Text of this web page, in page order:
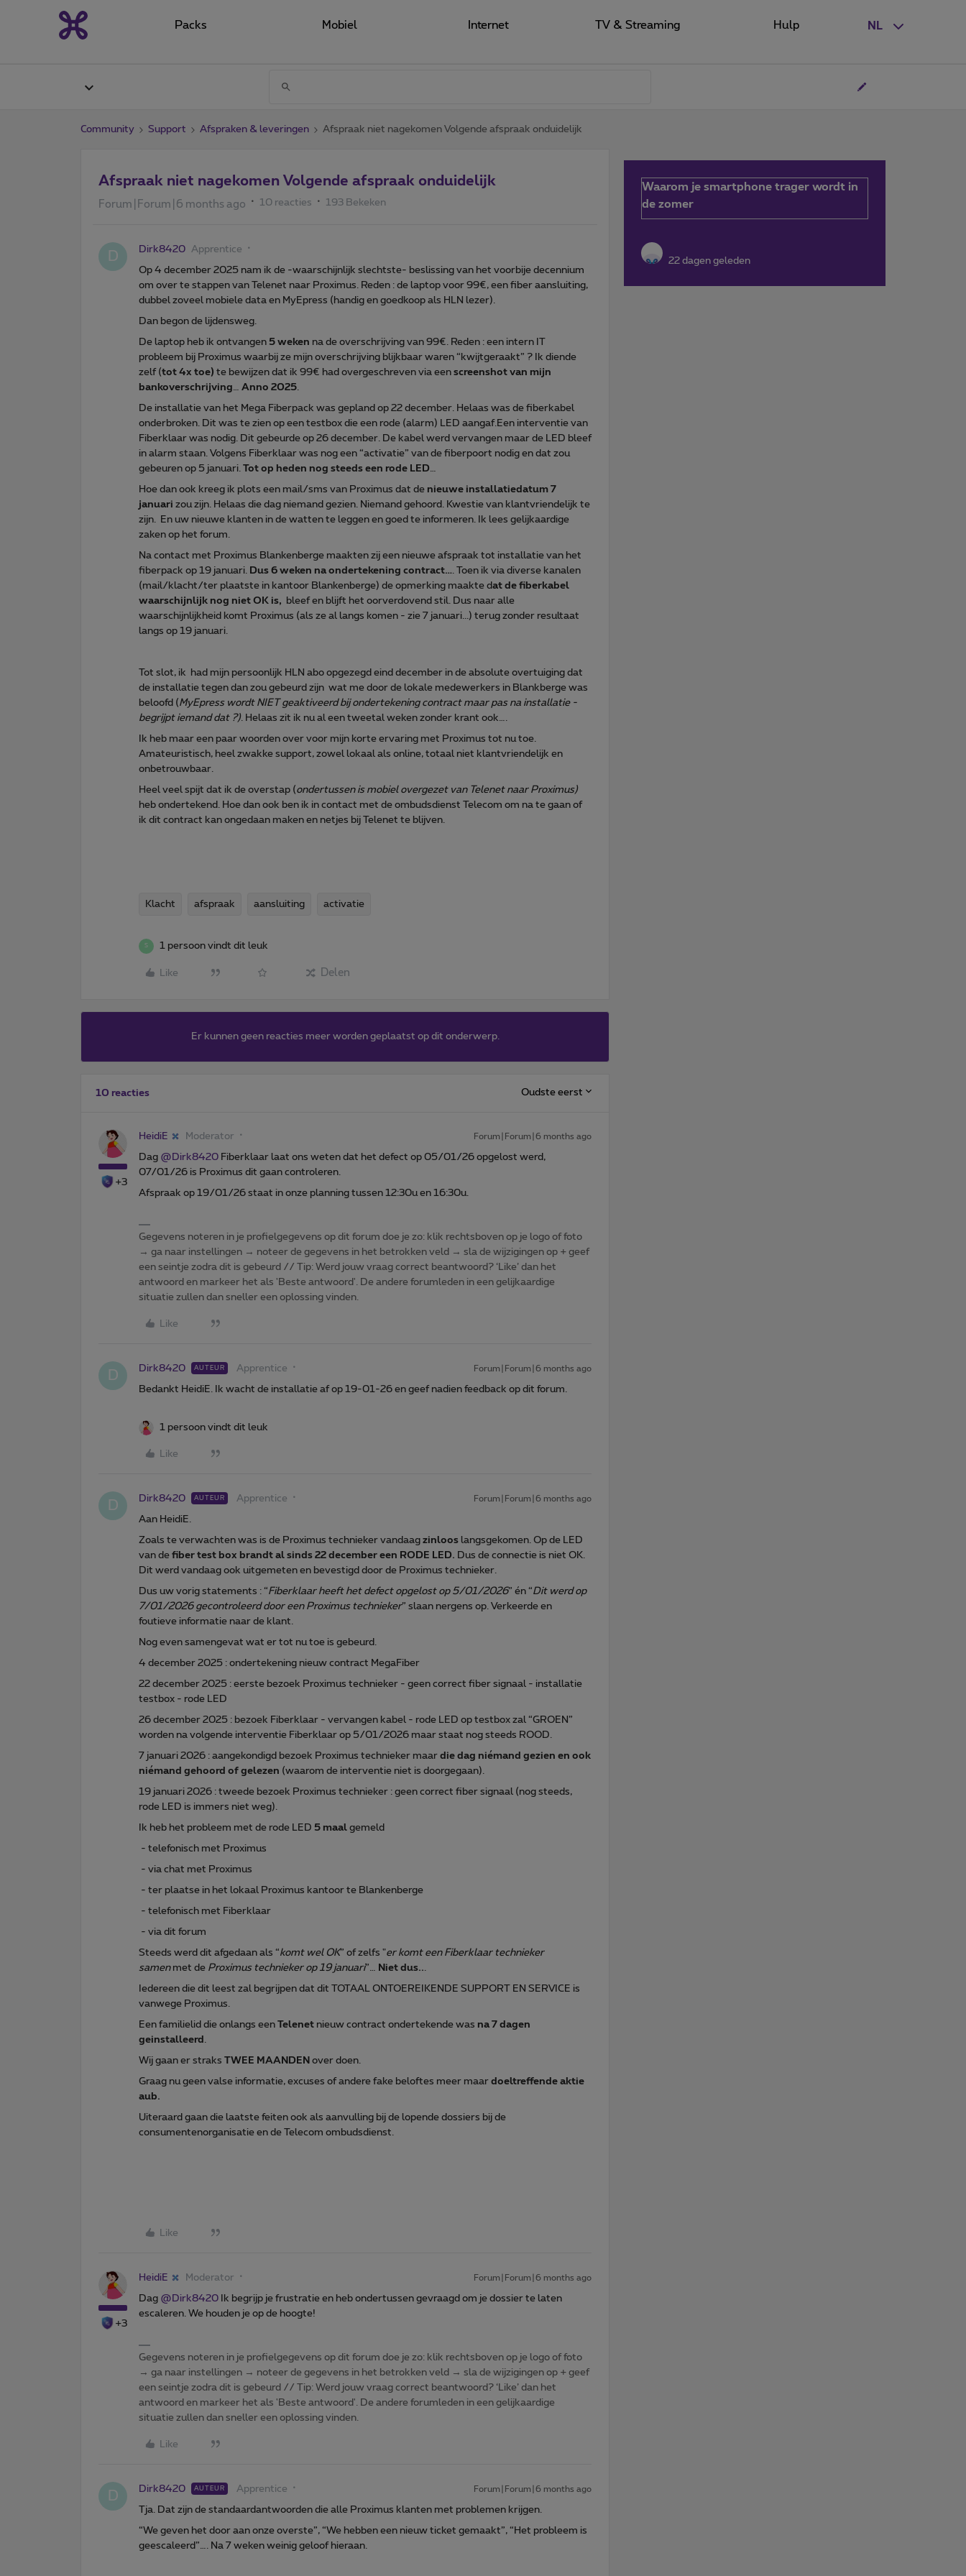
NL
Packs Mobiel Internet TV & Streaming Hulp
Community Support Afspraken & leveringen Afspraak niet nagekomen Volgende afspraak onduidelijk
Afspraak niet nagekomen Volgende afspraak onduidelijk
Forum|Forum|6 months ago 10 reacties 193 Bekeken
D Dirk8420 Apprentice
Op 4 december 2025 nam ik de -waarschijnlijk slechtste- beslissing van het voorbije decennium
om over te stappen van Telenet naar Proximus. Reden : de laptop voor 99€, een fiber aansluiting,
dubbel zoveel mobiele data en MyEpress (handig en goedkoop als HLN lezer).
Dan begon de lijdensweg.
De laptop heb ik ontvangen 5 weken na de overschrijving van 99€. Reden : een intern IT
probleem bij Proximus waarbij ze mijn overschrijving blijkbaar waren “kwijtgeraakt” ? Ik diende
zelf (tot 4x toe) te bewijzen dat ik 99€ had overgeschreven via een screenshot van mijn
bankoverschrijving
Anno 2025
De installatie van het Mega Fiberpack was gepland op 22 december. Helaas was de fiberkabel
onderbroken. Dit was te zien op een testbox die een rode (alarm) LED aangaf.Een interventie van
Fiberklaar was nodig. Dit gebeurde op 26 december. De kabel werd vervangen maar de LED bleef
in alarm staan. Volgens Fiberklaar was nog een “activatie” van de fiberpoort nodig en dat zou
gebeuren op 5 januari. Tot op heden nog steeds een rode LED
Hoe dan ook kreeg ik plots een mail/sms van Proximus dat de nieuwe installatiedatum 7
januari zou zijn. Helaas die dag niemand gezien. Niemand gehoord. Kwestie van klantvriendelijk te
zijn. En uw nieuwe klanten in de watten te leggen en goed te informeren. Ik lees gelijkaardige
zaken op het forum.
Na contact met Proximus Blankenberge maakten zij een nieuwe afspraak tot installatie van het
fiberpack op 19 januari.
Dus 6 weken na ondertekening contract… . Toen ik via diverse kanalen
(mail/klacht/ter plaatste in kantoor Blankenberge) de opmerking maakte dat de fiberkabel
waarschijnlijk nog niet OK is,
bleef en blijft het oorverdovend stil. Dus naar alle
waarschijnlijkheid komt Proximus (als ze al langs komen - zie 7 januari...) terug zonder resultaat
langs op 19 januari.
Tot slot, ik had mijn persoonlijk HLN abo opgezegd eind december in de absolute overtuiging dat
de installatie tegen dan zou gebeurd zijn wat me door de lokale medewerkers in Blankberge was
beloofd (MyEpress wordt NIET geaktiveerd bij ondertekening contract maar pas na installatie -
begrijpt iemand dat ?) . Helaas zit ik nu al een tweetal weken zonder krant ook….
Ik heb maar een paar woorden over voor mijn korte ervaring met Proximus tot nu toe.
Amateuristisch, heel zwakke support, zowel lokaal als online, totaal niet klantvriendelijk en
onbetrouwbaar.
Heel veel spijt dat ik de overstap (ondertussen is mobiel overgezet van Telenet naar Proximus)
heb ondertekend. Hoe dan ook ben ik in contact met de ombudsdienst Telecom om na te gaan of
ik dit contract kan ongedaan maken en netjes bij Telenet te blijven.
Klacht afspraak aansluiting activatie
S 1 persoon vindt dit leuk
Like Delen
Er kunnen geen reacties meer worden geplaatst op dit onderwerp.
10 reacties Oudste eerst
+3
HeidiE Moderator Forum|Forum|6 months ago
Dag ​ @Dirk8420 Fiberklaar laat ons weten dat het defect op 05/01/26 opgelost werd,
07/01/26 is Proximus dit gaan controleren.
Afspraak op 19/01/26 staat in onze planning tussen 12:30u en 16:30u.
Gegevens noteren in je profielgegevens op dit forum doe je zo: klik rechtsboven op je logo of foto
→ ga naar instellingen → noteer de gegevens in het betrokken veld → sla de wijzigingen op + geef
een seintje zodra dit is gebeurd // Tip: Werd jouw vraag correct beantwoord? ‘Like’ dan het
antwoord en markeer het als 'Beste antwoord'. De andere forumleden in een gelijkaardige
situatie zullen dan sneller een oplossing vinden.
Like
D Dirk8420 AUTEUR Apprentice Forum|Forum|6 months ago
Bedankt HeidiE. Ik wacht de installatie af op 19-01-26 en geef nadien feedback op dit forum.
1 persoon vindt dit leuk
Like
D Dirk8420 AUTEUR Apprentice Forum|Forum|6 months ago
Aan HeidiE.
Zoals te verwachten was is de Proximus technieker vandaag zinloos langsgekomen. Op de LED
van de fiber test box brandt al sinds 22 december een RODE LED. Dus de connectie is niet OK.
Dit werd vandaag ook uitgemeten en bevestigd door de Proximus technieker.
Dus uw vorig statements : “Fiberklaar heeft het defect opgelost op 5/01/2026” én “Dit werd op
7/01/2026 gecontroleerd door een Proximus technieker” slaan nergens op. Verkeerde en
foutieve informatie naar de klant.
Nog even samengevat wat er tot nu toe is gebeurd.
4 december 2025 : ondertekening nieuw contract MegaFiber
22 december 2025 : eerste bezoek Proximus technieker - geen correct fiber signaal - installatie
testbox - rode LED
26 december 2025 : bezoek Fiberklaar - vervangen kabel - rode LED op testbox zal “GROEN”
worden na volgende interventie Fiberklaar op 5/01/2026 maar staat nog steeds ROOD.
7 januari 2026 : aangekondigd bezoek Proximus technieker maar die dag niémand gezien en ook
niémand gehoord of gelezen (waarom de interventie niet is doorgegaan).
19 januari 2026 : tweede bezoek Proximus technieker : geen correct fiber signaal (nog steeds,
rode LED is immers niet weg).
Ik heb het probleem met de rode LED 5 maal gemeld
- telefonisch met Proximus
- via chat met Proximus
- ter plaatse in het lokaal Proximus kantoor te Blankenberge
- telefonisch met Fiberklaar
- via dit forum
Steeds werd dit afgedaan als “komt wel OK” of zelfs "er komt een Fiberklaar technieker
samenmet de Proximus technieker op 19 januari”… Niet dus..
Iedereen die dit leest zal begrijpen dat dit TOTAAL ONTOEREIKENDE SUPPORT EN SERVICE is
vanwege Proximus.
Een familielid die onlangs een Telenet nieuw contract ondertekende was na 7 dagen
geinstalleerd
Wij gaan er straks TWEE MAANDEN over doen.
Graag nu geen valse informatie, excuses of andere fake beloftes meer maar doeltreffende aktie
aub.
Uiteraard gaan die laatste feiten ook als aanvulling bij de lopende dossiers bij de
consumentenorganisatie en de Telecom ombudsdienst.
Like
+3
HeidiE Moderator Forum|Forum|6 months ago
Dag ​ @Dirk8420 Ik begrijp je frustratie en heb ondertussen gevraagd om je dossier te laten
escaleren. We houden je op de hoogte!
Gegevens noteren in je profielgegevens op dit forum doe je zo: klik rechtsboven op je logo of foto
→ ga naar instellingen → noteer de gegevens in het betrokken veld → sla de wijzigingen op + geef
een seintje zodra dit is gebeurd // Tip: Werd jouw vraag correct beantwoord? ‘Like’ dan het
antwoord en markeer het als 'Beste antwoord'. De andere forumleden in een gelijkaardige
situatie zullen dan sneller een oplossing vinden.
Like
D Dirk8420 AUTEUR Apprentice Forum|Forum|6 months ago
Tja. Dat zijn de standaardantwoorden die alle Proximus klanten met problemen krijgen.
“We geven het door aan onze overste”, “We hebben een nieuw ticket gemaakt”, “Het probleem is
geescaleerd”…. Na 7 weken weinig geloof hieraan.
Waarom je smartphone trager wordt in
de zomer
22 dagen geleden